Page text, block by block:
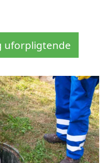
uforpligtende